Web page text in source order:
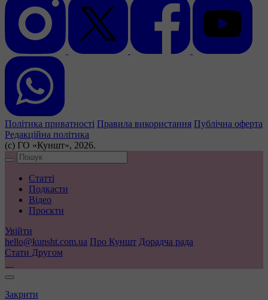
Політика приватності Правила використання Публічна оферта
Редакційна політика
(с) ГО «Куншт», 2026.
Статті
Подкасти
Відео
Проєкти
Увійти
hello@kunsht.com.ua Про Куншт Дорадча рада
Стати Другом
Закрити